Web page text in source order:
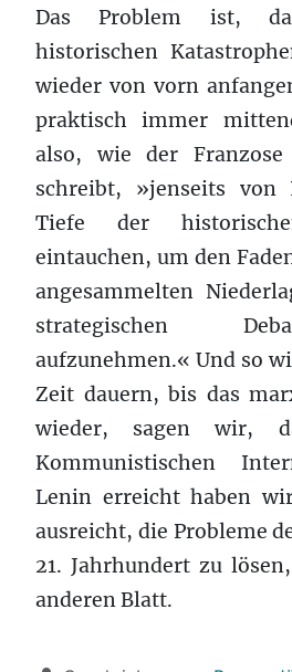
Das Problem ist,
historischen
wieder von vorn
praktisch immer
also, wie der Franzose
schreibt, »jenseits
Tiefe der
eintauchen, um den
angesammelten
strategischen
aufzunehmen.« Und so
Zeit dauern, bis das
wieder, sagen wir,
Kommunistischen
Lenin erreicht haben
ausreicht, die Probleme
21. Jahrhundert zu
anderen Blatt.